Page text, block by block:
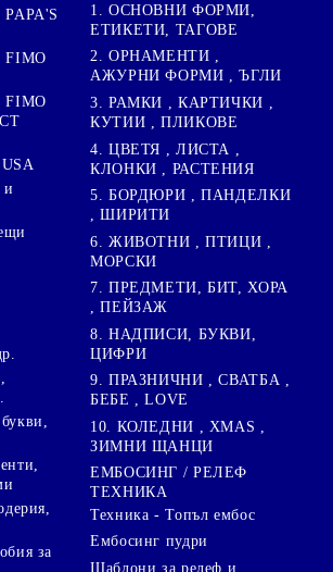
FIMO
FIMO
и
за
1. ОСНОВНИ ФОРМИ,
ЕТИКЕТИ, ТАГОВЕ
2. ОРНАМЕНТИ ,
АЖУРНИ ФОРМИ , ЪГЛИ
3. РАМКИ , КАРТИЧКИ ,
КУТИИ , ПЛИКОВЕ
4. ЦВЕТЯ , ЛИСТА ,
КЛОНКИ , РАСТЕНИЯ
5. БОРДЮРИ , ПАНДЕЛКИ
, ШИРИТИ
6. ЖИВОТНИ , ПТИЦИ ,
МОРСКИ
7. ПРЕДМЕТИ, БИТ, ХОРА
, ПЕЙЗАЖ
8. НАДПИСИ, БУКВИ,
ЦИФРИ
9. ПРАЗНИЧНИ , СВАТБА ,
БЕБЕ , LOVE
10. КОЛЕДНИ , XMAS ,
ЗИМНИ ЩАНЦИ
ЕМБОСИНГ / РЕЛЕФ
ТЕХНИКА
Техника - Топъл ембос
Ембосинг пудри
Шаблони за релеф и